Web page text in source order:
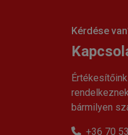
Kérdése
bármilyen
+36 70